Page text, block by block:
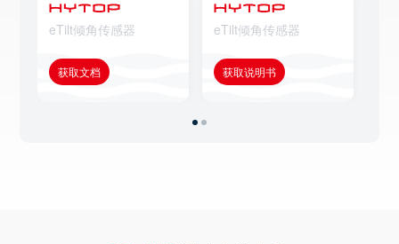
eTilt倾角传感器
获取文档
eTilt倾角传感器
获取说明书